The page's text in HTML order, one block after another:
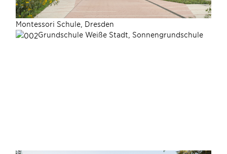
Montessori Schule, Dresden
Grundschule Weiße Stadt, Sonnengrundschule